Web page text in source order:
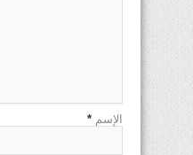
الإسم *